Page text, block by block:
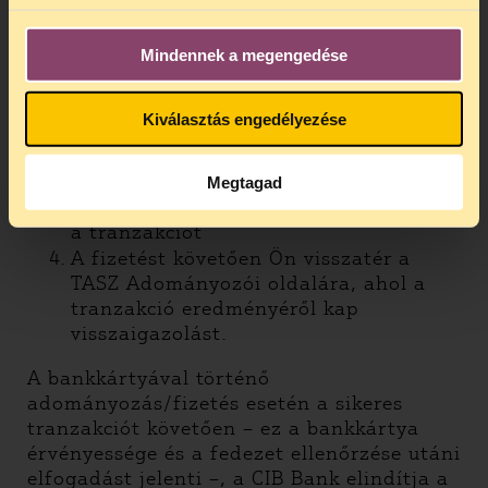
Mindennek a megengedése
Kiválasztás engedélyezése
Megtagad
teljesíteni.
Ezt követően Ön átkerül a CIB Bank
biztonságos fizetést garantáló
megkezdéséhez kártyaadatait
szükséges kitöltenie.
A kártyaadatok megadását követően a
Fizetés gombra kattintva indíthatja el
a tranzakciót
A fizetést követően Ön visszatér a
TASZ Adományozói oldalára, ahol a
tranzakció eredményéről kap
visszaigazolást.
A bankkártyával történő
adományozás/fizetés esetén a sikeres
tranzakciót követően – ez a bankkártya
érvényessége és a fedezet ellenőrzése utáni
elfogadást jelenti –, a CIB Bank elindítja a